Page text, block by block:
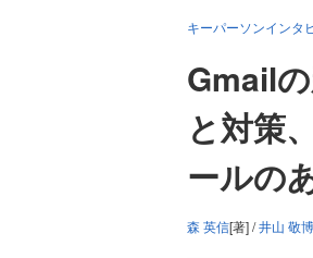
キーパーソンインタ
Gmail
と対策
ールの
森 英信[著] /井山 敬博